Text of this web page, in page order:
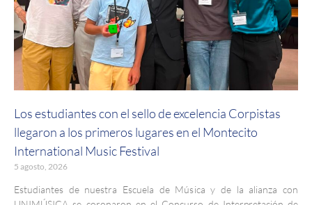
Los estudiantes con el sello de excelencia Corpistas
llegaron a los primeros lugares en el Montecito
International Music Festival
5 agosto, 2026
Estudiantes de nuestra Escuela de Música y de la alianza con